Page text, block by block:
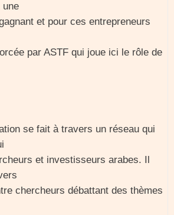
une
et pour ces entrepreneurs
par ASTF qui joue ici le rôle de
se fait à travers un réseau qui
et investisseurs arabes. Il
chercheurs débattant des thèmes